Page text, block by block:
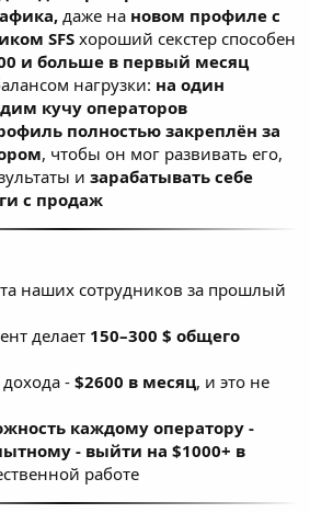
доход оператора не зависит от
даже нановом профиле с
SFSхороший секстер способен
и больше в первый месяц
нагрузки:на один
кучу операторов
полностью закреплён за
, чтобы он мог развивать его,
изарабатывать себе
с продаж
наших сотрудников за прошлый
делает
-
каждому оператору -
- выйти на $1000+ в
работе